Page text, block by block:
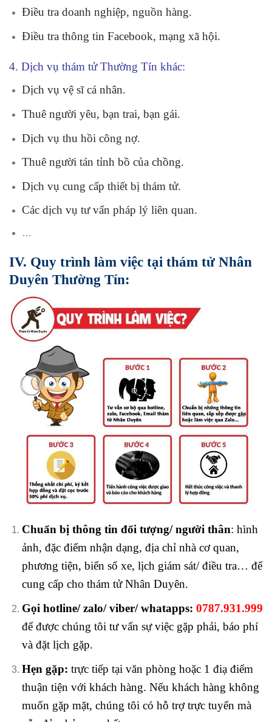
Điều tra doanh nghiệp, nguồn hàng.
Điều tra thông tin Facebook, mạng xã hội.
4. Dịch vụ thám tử Thường Tín khác:
Dịch vụ vệ sĩ cá nhân.
Thuê người yêu, bạn trai, bạn gái.
Dịch vụ thu hồi công nợ.
Thuê người tán tỉnh bồ của chồng.
Dịch vụ cung cấp thiết bị thám tử.
Các dịch vụ tư vấn pháp lý liên quan.
…
IV. Quy trình làm việc tại thám tử Nhân
Duyên Thường Tín:
Chuẩn bị thông tin đối tượng/ người thân: hình
ảnh, đặc điểm nhận dạng, địa chỉ nhà cơ quan,
phương tiện, biển số xe, lịch giám sát/ điều tra… để
cung cấp cho thám tử Nhân Duyên.
Gọi hotline/ zalo/ viber/ whatapps: 0787.931.999
để được chúng tôi tư vấn sự việc gặp phải, báo phí
và đặt lịch gặp.
Hẹn gặp: trực tiếp tại văn phòng hoặc 1 điạ điểm
thuận tiện với khách hàng. Nếu khách hàng không
muốn gặp mặt, chúng tôi có hỗ trợ trực tuyến mà